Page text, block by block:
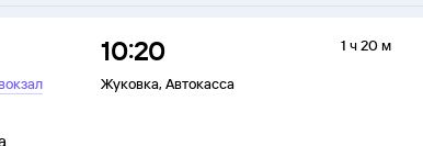
10:20
Жуковка, Автокасса
1 ч 20 м